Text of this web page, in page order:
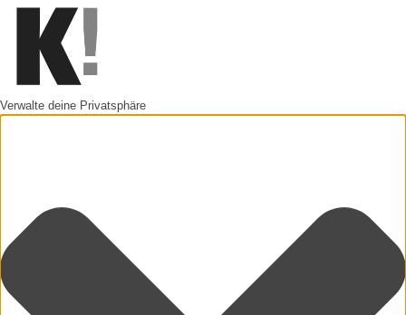
Verwalte deine Privatsphäre